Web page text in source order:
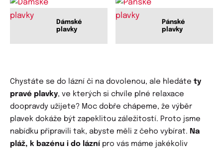
Dámské
plavky
Pánské
plavky
Chystáte se do lázní či na dovolenou, ale hledáte ty
pravé plavky, ve kterých si chvíle plné relaxace
doopravdy užijete? Moc dobře chápeme, že výběr
plavek dokáže být zapeklitou záležitostí. Proto jsme
nabídku připravili tak, abyste měli z čeho vybírat. Na
pláž, k bazénu i do lázní pro vás máme jakékoliv